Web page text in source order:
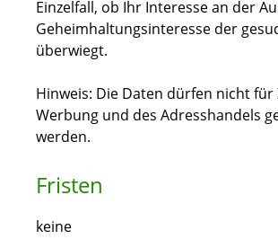
Einzelfall, ob Ihr Interesse an der
Geheimhaltungsinteresse der
überwiegt.
Hinweis: Die Daten dürfen nicht für
Werbung und des Adresshandels
werden.
Fristen
keine